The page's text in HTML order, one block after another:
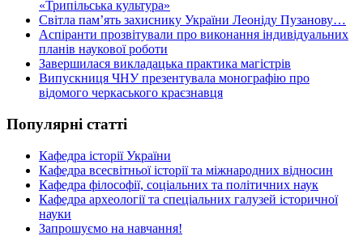
«Трипільська культура»
Світла пам’ять захиснику України Леоніду Пузанову…
Аспіранти прозвітували про виконання індивідуальних
планів наукової роботи
Завершилася викладацька практика магістрів
Випускниця ЧНУ презентувала монографію про
відомого черкаського краєзнавця
Популярні статті
Кафедра історії України
Кафедра всесвітньої історії та міжнародних відносин
Кафедра філософії, соціальних та політичних наук
Кафедра археології та спеціальних галузей історичної
науки
Запрошуємо на навчання!